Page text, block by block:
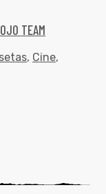
TEAM
, Cine,